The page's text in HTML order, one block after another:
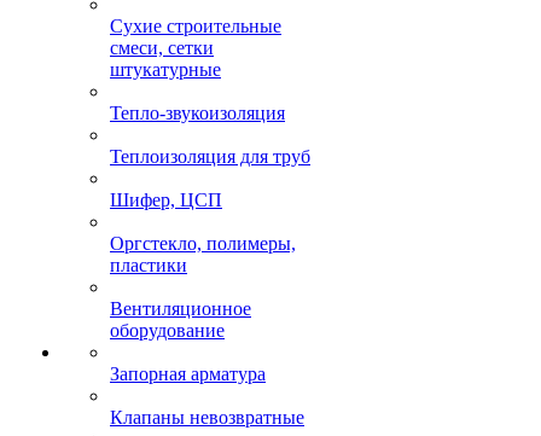
Сухие строительные
смеси, сетки
штукатурные
Тепло-звукоизоляция
Теплоизоляция для труб
Шифер, ЦСП
Оргстекло, полимеры,
пластики
Вентиляционное
оборудование
Запорная арматура
Клапаны невозвратные